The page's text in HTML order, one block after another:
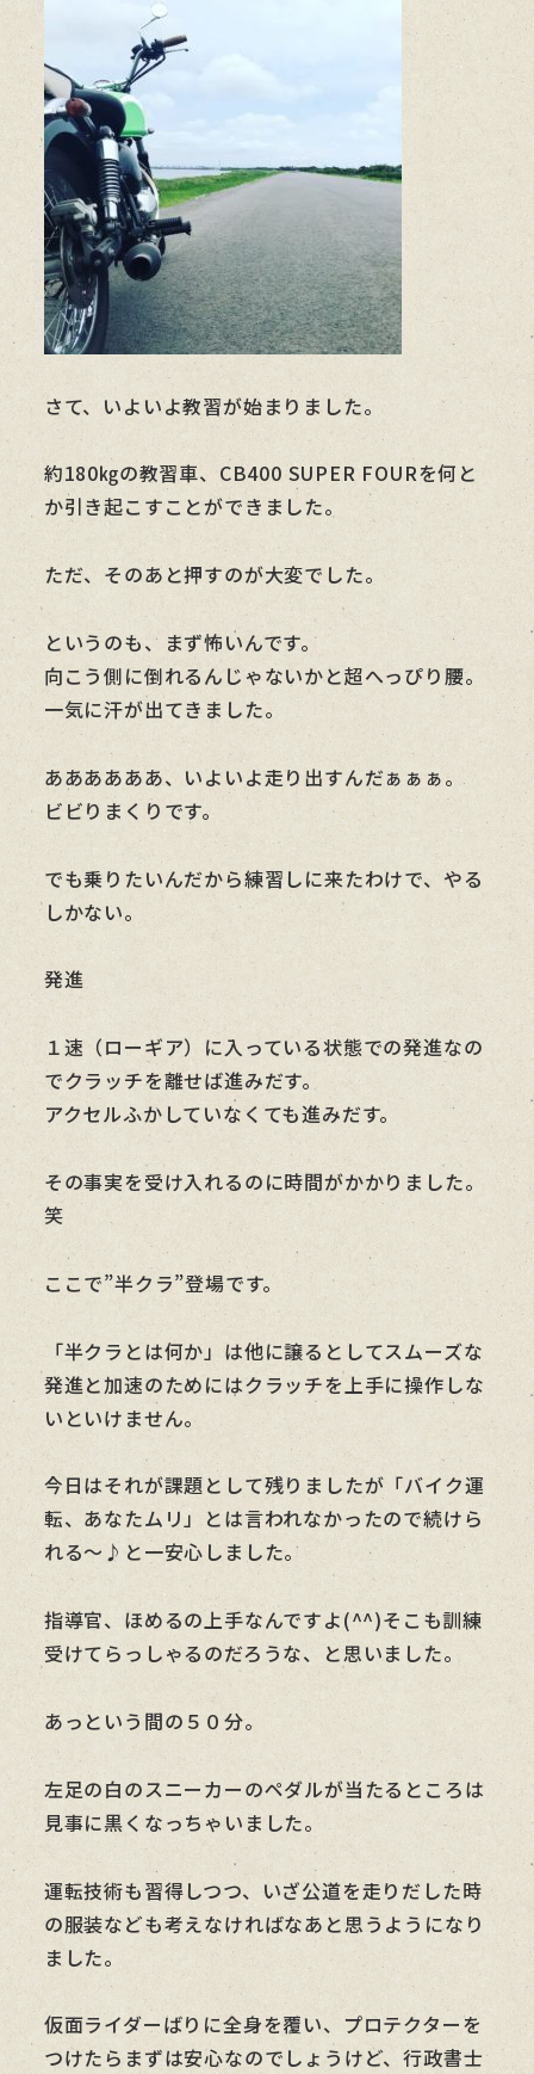
さて、いよいよ教習が始まりました。
約180㎏の教習車、CB400 SUPER FOURを何と
か引き起こすことができました。
ただ、そのあと押すのが大変でした。
というのも、まず怖いんです。
向こう側に倒れるんじゃないかと超へっぴり腰。
一気に汗が出てきました。
ああああああ、いよいよ走り出すんだぁぁぁ。
ビビりまくりです。
でも乗りたいんだから練習しに来たわけで、やる
しかない。
発進
１速（ローギア）に入っている状態での発進なの
でクラッチを離せば進みだす。
アクセルふかしていなくても進みだす。
その事実を受け入れるのに時間がかかりました。
笑
ここで”半クラ”登場です。
「半クラとは何か」は他に譲るとしてスムーズな
発進と加速のためにはクラッチを上手に操作しな
いといけません。
今日はそれが課題として残りましたが「バイク運
転、あなたムリ」とは言われなかったので続けら
れる～♪と一安心しました。
指導官、ほめるの上手なんですよ(^^)そこも訓練
受けてらっしゃるのだろうな、と思いました。
あっという間の５０分。
左足の白のスニーカーのペダルが当たるところは
見事に黒くなっちゃいました。
運転技術も習得しつつ、いざ公道を走りだした時
の服装なども考えなければなあと思うようになり
ました。
仮面ライダーばりに全身を覆い、プロテクターを
つけたらまずは安心なのでしょうけど、行政書士